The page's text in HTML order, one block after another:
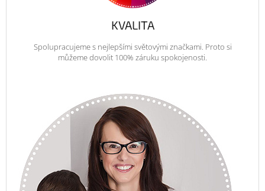
KVALITA
Spolupracujeme s nejlepšími světovými značkami. Proto si
můžeme dovolit 100% záruku spokojenosti.